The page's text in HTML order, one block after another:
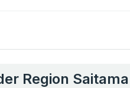
Region Saitama